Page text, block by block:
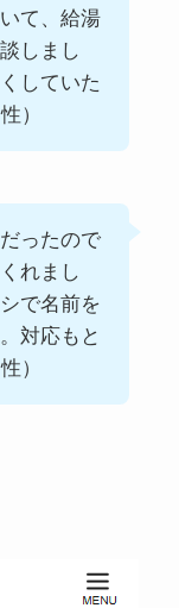
て、給湯
しまし
していた
）
ったので
れまし
で名前を
対応もと
）